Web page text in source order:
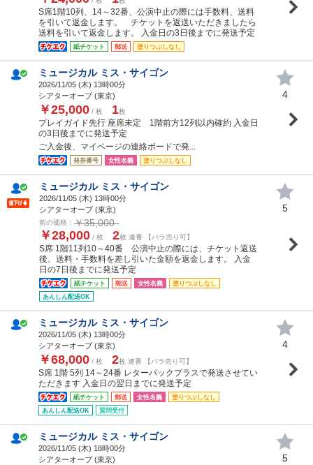
S席1階10列、14～32番、公演中止の際には手数料、送料
を引いて返金します。 チケットを返送いただきましたら
送料を引いて返金します。 入金日の3日後までに発送予定
紙チケット 郵送 塗りつぶしなし
ミュージカル ミス・サイゴン
2026/11/05 (木) 13時00分
シアターオーブ (東京)
￥25,000 / 枚 1枚
プレイガイド先行 座席未定 1階前方12列以内確約 入金日
の3日後までに発送予定
ご入金後、マイページの連絡ボードで発...
発券番号 女性名義 塗りつぶしなし
4
ミュージカル ミス・サイゴン
2026/11/05 (木) 13時00分
シアターオーブ (東京)
前の価格： ￥35,000
￥28,000 / 枚 2枚 連番 【バラ売り可】
S席 1階11列10～40番 公演中止の際には、チケット返送
後、送料・手数料を差し引いた金額を返金します。 入金
日の7日後までに発送予定
紙チケット 郵送 女性名義
塗りつぶしなし
あんしん配送OK
5
ミュージカル ミス・サイゴン
2026/11/05 (木) 13時00分
シアターオーブ (東京)
￥68,000 / 枚 2枚 連番 【バラ売り可】
S席 1階 5列 14～24番 レターパックプラスで発送させてい
ただきます 入金日の翌日までに発送予定
紙チケット 郵送 女性名義
塗りつぶしなし
あんしん配送OK
質問受付
4
ミュージカル ミス・サイゴン
2026/11/05 (木) 18時00分
シアターオーブ (東京)
5